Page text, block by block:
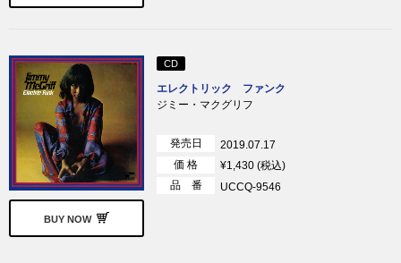
BUY NOW
CD
エレクトリック ファンク
ジミー・マクグリフ
発売日
2019.07.17
価 格
¥1,430 (税込)
品 番
UCCQ-9546